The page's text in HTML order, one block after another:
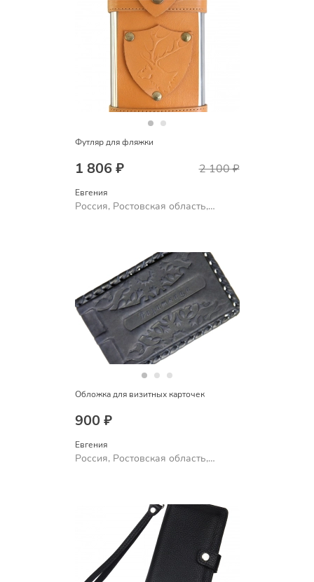
Футляр для фляжки
1 806 ₽ 2 100 ₽
Евгения
Россия, Ростовская область,
Обложка для визитных карточек
900 ₽
Евгения
Россия, Ростовская область,